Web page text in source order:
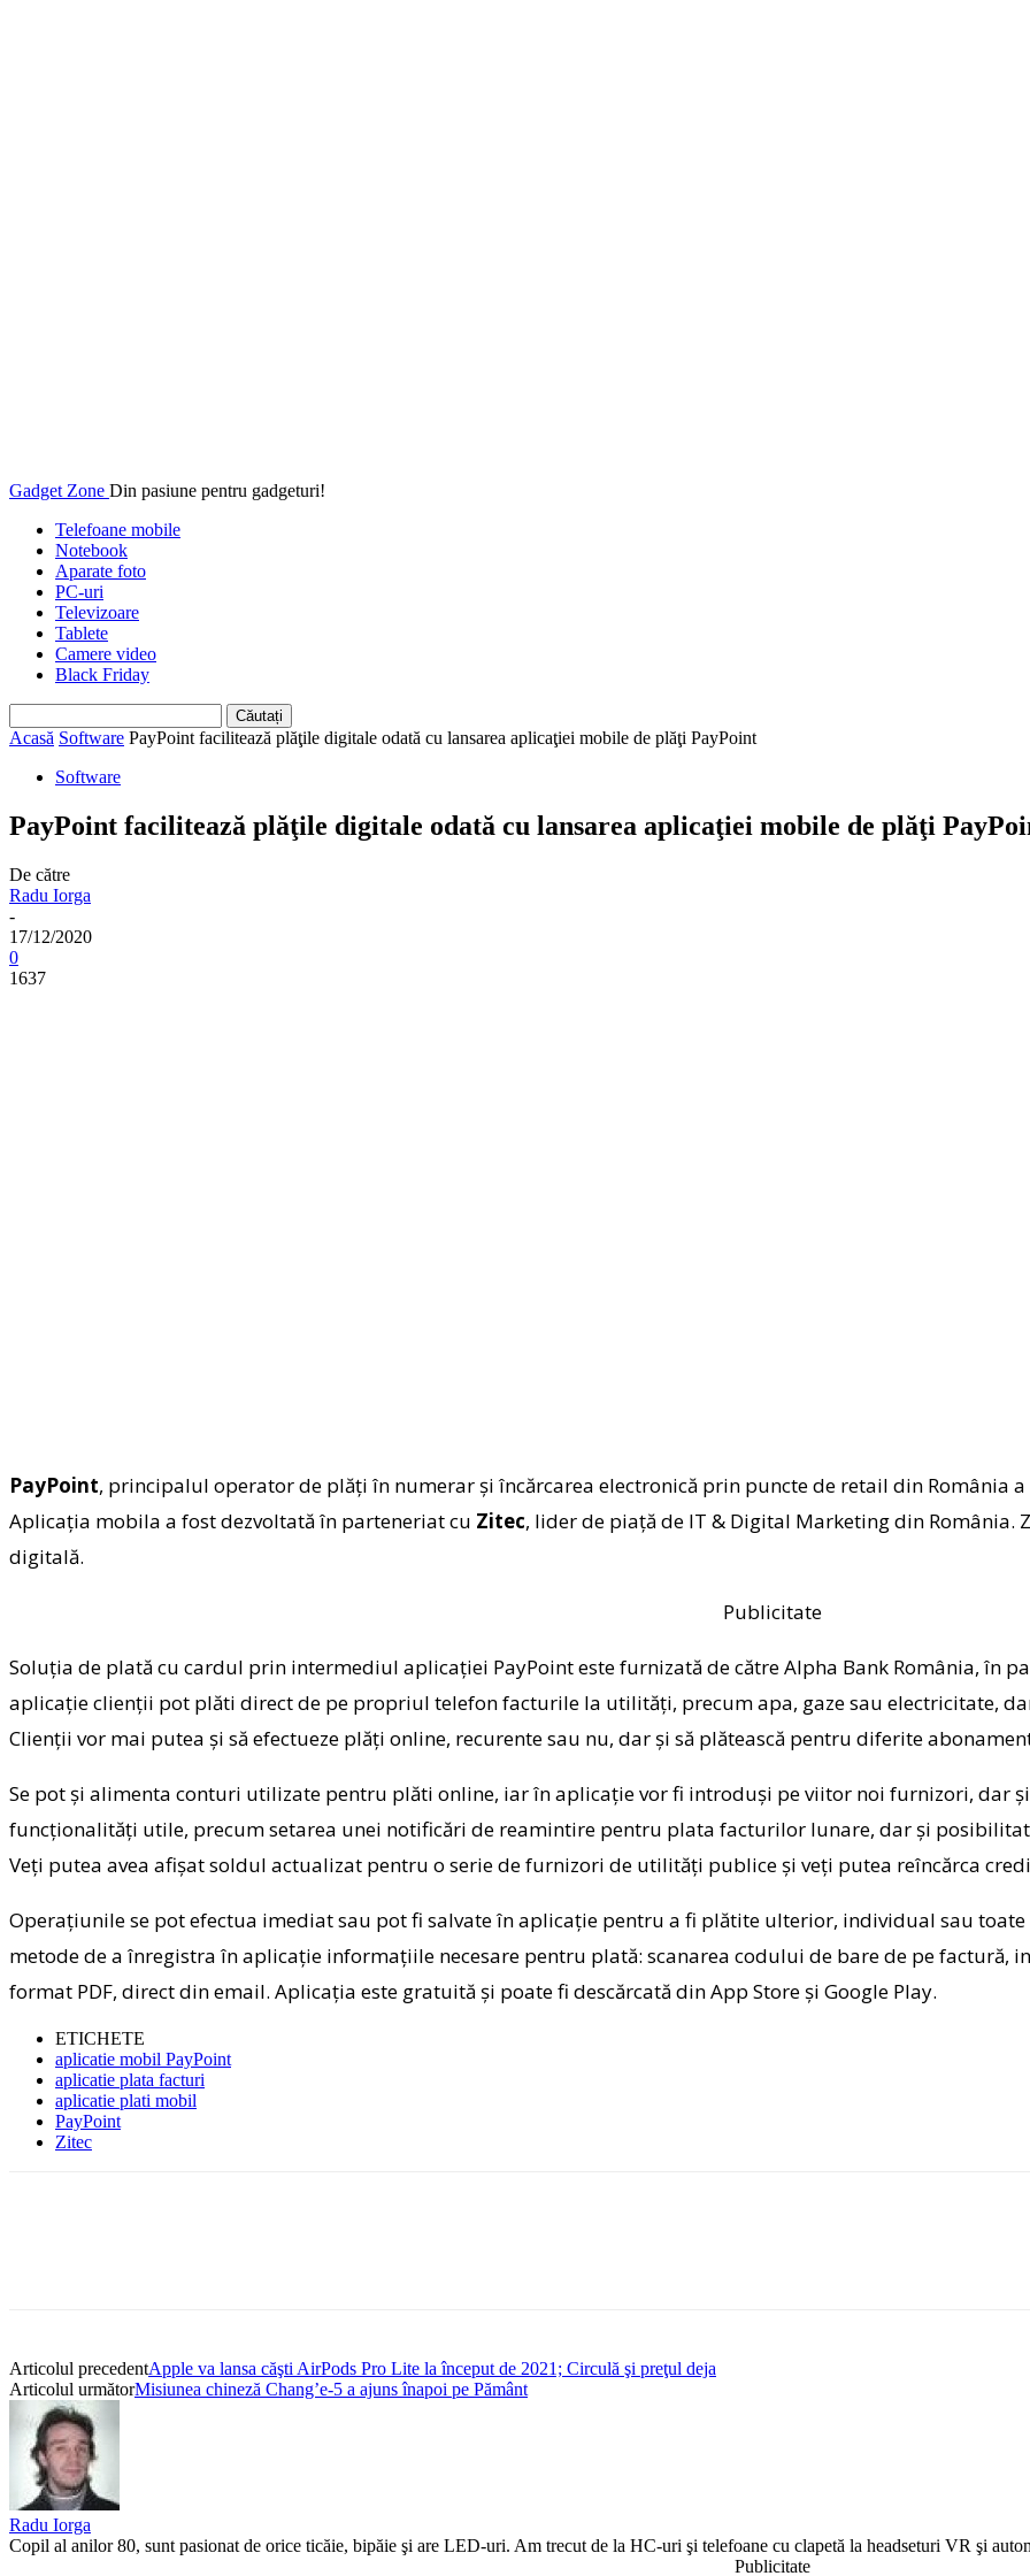
Gadget Zone Din pasiune pentru gadgeturi!
Telefoane mobile
Notebook
Aparate foto
PC-uri
Televizoare
Tablete
Camere video
Black Friday
Acasă Software PayPoint facilitează plăţile digitale odată cu lansarea aplicaţiei mobile de plăţi PayPoint
Software
PayPoint facilitează plăţile digitale odată cu lansarea aplicaţiei mobile de plăţi
De către
Radu Iorga
-
17/12/2020
0
1637
PayPoint, principalul operator de plăţi în numerar şi încărcarea electronică prin puncte de retail din România
Aplicaţia mobila a fost dezvoltată în parteneriat cu Zitec, lider de piaţă de IT & Digital Marketing din
digitală.
Publicitate
Soluţia de plată cu cardul prin intermediul aplicaţiei PayPoint este furnizată de către Alpha Bank România, în
aplicaţie clienţii pot plăti direct de pe propriul telefon facturile la utilităţi, precum apa, gaze sau electricitate,
Clienţii vor mai putea şi să efectueze plăţi online, recurente sau nu, dar şi să plătească pentru diferite
Se pot şi alimenta conturi utilizate pentru plăti online, iar în aplicaţie vor fi introduşi pe viitor noi furnizori, dar
funcţionalităţi utile, precum setarea unei notificări de reamintire pentru plata facturilor lunare, dar şi
Veţi putea avea afişat soldul actualizat pentru o serie de furnizori de utilităţi publice şi veţi putea reîncărca
Operaţiunile se pot efectua imediat sau pot fi salvate în aplicaţie pentru a fi plătite ulterior, individual sau
metode de a înregistra în aplicaţie informaţiile necesare pentru plată: scanarea codului de bare de pe factură,
format PDF, direct din email. Aplicaţia este gratuită şi poate fi descărcată din App Store şi Google Play.
ETICHETE
aplicatie mobil PayPoint
aplicatie plata facturi
aplicatie plati mobil
PayPoint
Zitec
Articolul precedentApple va lansa căşti AirPods Pro Lite la început de 2021; Circulă şi preţul deja
Articolul următorMisiunea chineză Chang’e-5 a ajuns înapoi pe Pământ
Radu Iorga
Copil al anilor 80, sunt pasionat de orice ticăie, bipăie şi are LED-uri. Am trecut de la HC-uri şi telefoane cu clapetă la headseturi VR şi
Publicitate